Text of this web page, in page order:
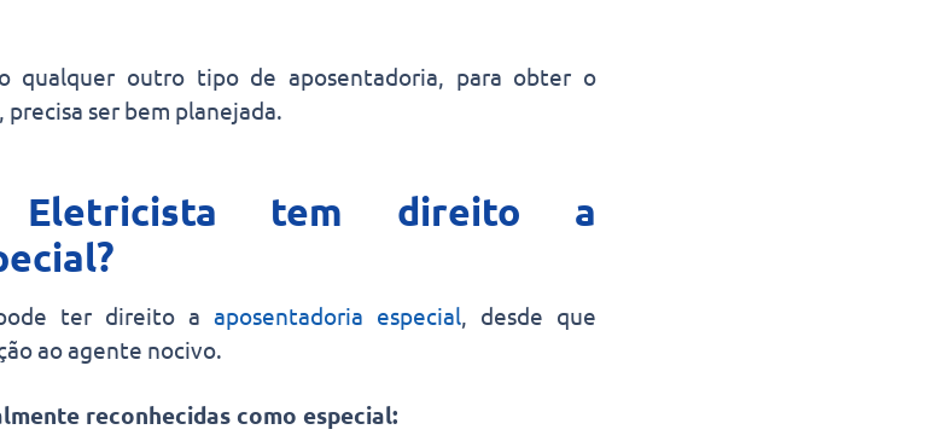
qualquer outro tipo de aposentadoria, para obter o
ser bem planejada.
tem direito a
ter direito a aposentadoria especial, desde que
ao agente nocivo.
reconhecidas como especial: